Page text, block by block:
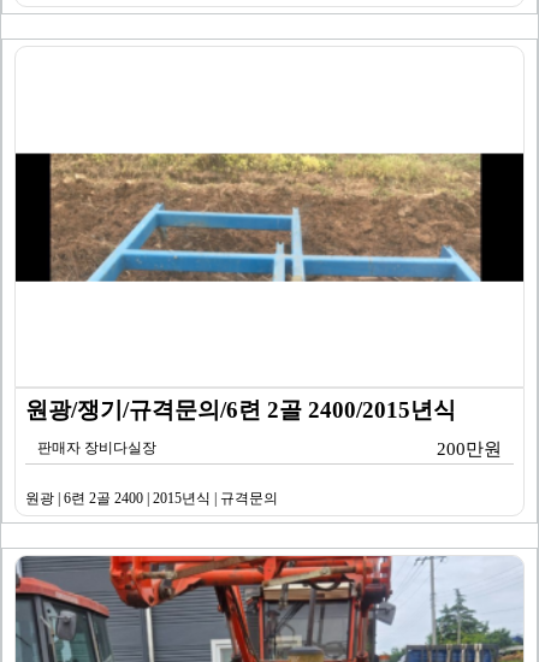
원광/쟁기/규격문의/6련 2골 2400/2015년식
판매자 장비다실장 200만원
원광 | 6련 2골 2400 | 2015년식 | 규격문의